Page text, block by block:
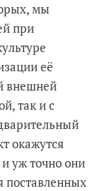
мы
при
её
внешней
так и с
окажутся
уж точно они
поставленных